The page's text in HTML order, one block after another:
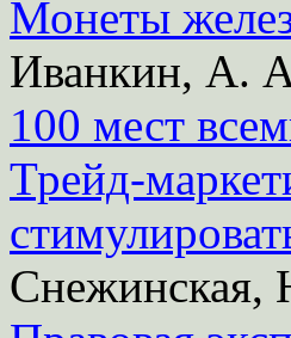
Монеты
Иванкин, А.
100 мест
Трейд-
Снежинская,